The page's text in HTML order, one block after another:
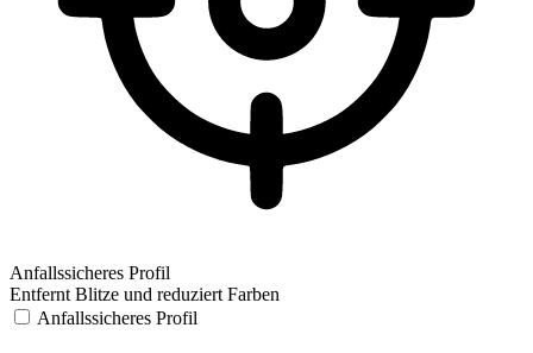
Anfallssicheres Profil
Entfernt Blitze und reduziert Farben
Anfallssicheres Profil